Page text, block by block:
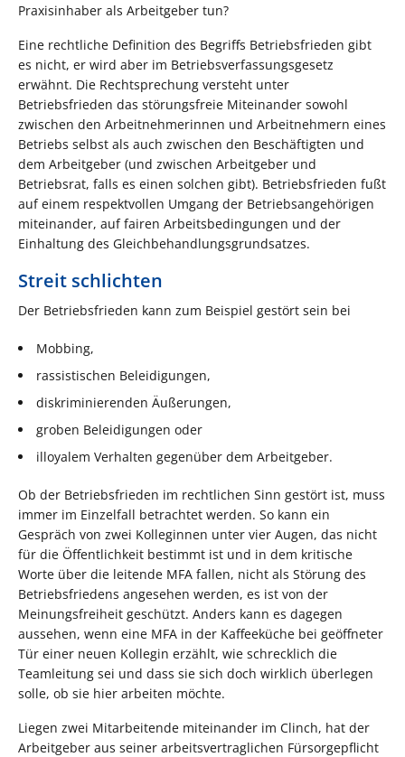
Praxisinhaber als Arbeitgeber tun?
Eine rechtliche Definition des Begriffs Betriebsfrieden gibt
es nicht, er wird aber im Betriebsverfassungsgesetz
erwähnt. Die Rechtsprechung versteht unter
Betriebsfrieden das störungsfreie Miteinander sowohl
zwischen den Arbeitnehmerinnen und Arbeitnehmern eines
Betriebs selbst als auch zwischen den Beschäftigten und
dem Arbeitgeber (und zwischen Arbeitgeber und
Betriebsrat, falls es einen solchen gibt). Betriebsfrieden fußt
auf einem respektvollen Umgang der Betriebsangehörigen
miteinander, auf fairen Arbeitsbedingungen und der
Einhaltung des Gleichbehandlungsgrundsatzes.
Streit schlichten
Der Betriebsfrieden kann zum Beispiel gestört sein bei
Mobbing,
rassistischen Beleidigungen,
diskriminierenden Äußerungen,
groben Beleidigungen oder
illoyalem Verhalten gegenüber dem Arbeitgeber.
Ob der Betriebsfrieden im rechtlichen Sinn gestört ist, muss
immer im Einzelfall betrachtet werden. So kann ein
Gespräch von zwei Kolleginnen unter vier Augen, das nicht
für die Öffentlichkeit bestimmt ist und in dem kritische
Worte über die leitende MFA fallen, nicht als Störung des
Betriebsfriedens angesehen werden, es ist von der
Meinungsfreiheit geschützt. Anders kann es dagegen
aussehen, wenn eine MFA in der Kaffeeküche bei geöffneter
Tür einer neuen Kollegin erzählt, wie schrecklich die
Teamleitung sei und dass sie sich doch wirklich überlegen
solle, ob sie hier arbeiten möchte.
Liegen zwei Mitarbeitende miteinander im Clinch, hat der
Arbeitgeber aus seiner arbeitsvertraglichen Fürsorgepflicht